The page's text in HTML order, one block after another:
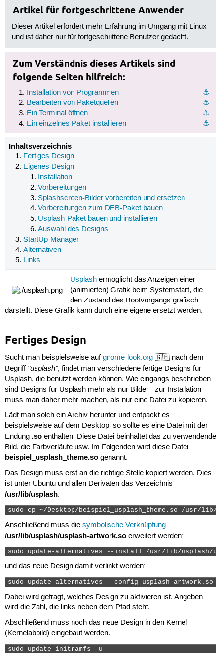
Artikel für fortgeschrittene Anwender
Dieser Artikel erfordert mehr Erfahrung im Umgang mit Linux
und ist daher nur für fortgeschrittene Benutzer gedacht.
Zum Verständnis dieses Artikels sind
folgende Seiten hilfreich:
⚓︎
Installation von Programmen
⚓︎
Bearbeiten von Paketquellen
⚓︎
Ein Terminal öffnen
⚓︎
Ein einzelnes Paket installieren
Inhaltsverzeichnis
Fertiges Design
Eigenes Design
Installation
Vorbereitungen
Splashscreen-Bilder vorbereiten und ersetzen
Vorbereitungen zum DEB-Paket bauen
Usplash-Paket bauen und installieren
Auswahl des Designs
StartUp-Manager
Alternativen
Links
Usplash ermöglicht das Anzeigen einer
(animierten) Grafik beim Systemstart, die
den Zustand des Bootvorgangs grafisch
darstellt. Diese Grafik kann durch eine eigene ersetzt werden.
Fertiges Design
Sucht man beispielsweise aufgnome-look.org🇬🇧 nach dem
Begriff "usplash", findet man verschiedene fertige Designs für
Usplash, die benutzt werden können. Wie eingangs beschrieben
sind Designs für Usplash mehr als nur Bilder - zur Installation
muss man daher mehr machen, als nur eine Datei zu kopieren.
Lädt man solch ein Archiv herunter und entpackt es
beispielsweise auf dem Desktop, so sollte es eine Datei mit der
Endung .soenthalten. Diese Datei beinhaltet das zu verwendende
Bild, die Farbverläufe usw. Im Folgenden wird diese Datei
beispiel_usplash_theme.sogenannt.
Das Design muss erst an die richtige Stelle kopiert werden. Dies
ist unter Ubuntu und allen Derivaten das Verzeichnis
/usr/lib/usplash.
sudo cp ~/Desktop/beispiel_usplash_theme.so /usr/lib/
Anschließend muss die symbolische Verknüpfung
/usr/lib/usplash/usplash-artwork.soerweitert werden:
sudo update-alternatives --install /usr/lib/usplash/
und das neue Design damit verlinkt werden:
sudo update-alternatives --config usplash-artwork.so
Dabei wird gefragt, welches Design zu aktivieren ist. Angeben
wird die Zahl, die links neben dem Pfad steht.
Abschließend muss noch das neue Design in den Kernel
(Kernelabbild) eingebaut werden.
sudo update-initramfs -u